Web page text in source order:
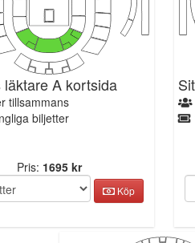
läktare A kortsida
tillsammans
biljetter
Pris: 1695 kr
Köp